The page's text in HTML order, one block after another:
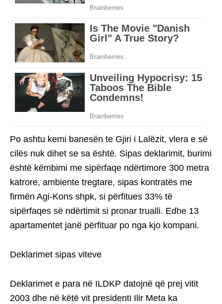
Po ashtu kemi banesën te Gjiri i Lalëzit, vlera e së
cilës nuk dihet se sa është. Sipas deklarimit, burimi
është këmbimi me sipërfaqe ndërtimore 300 metra
katrore, ambiente tregtare, sipas kontratës me
firmën Agi-Kons shpk, si përfitues 33% të
sipërfaqes së ndërtimit si pronar trualli. Edhe 13
apartamentet janë përfituar po nga kjo kompani.
Deklarimet sipas viteve
Deklarimet e para në ILDKP datojnë që prej vitit
2003 dhe në këtë vit presidenti Ilir Meta ka